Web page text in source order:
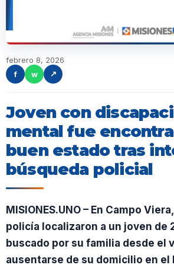
febrero 8, 2026
f
w ↗
Joven con
mental fue
buen estado tras
búsqueda policial
MISIONES.UNO – En Campo
policía localizaron a un joven de
buscado por su familia desde el
ausentarse de su domicilio en el